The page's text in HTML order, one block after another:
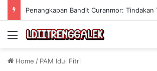
Menu
Home / PAM Idul Fitri